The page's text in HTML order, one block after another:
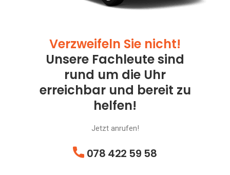
Verzweifeln Sie nicht!
Unsere Fachleute sind
rund um die Uhr
erreichbar und bereit zu
helfen!
Jetzt anrufen!
078 422 59 58